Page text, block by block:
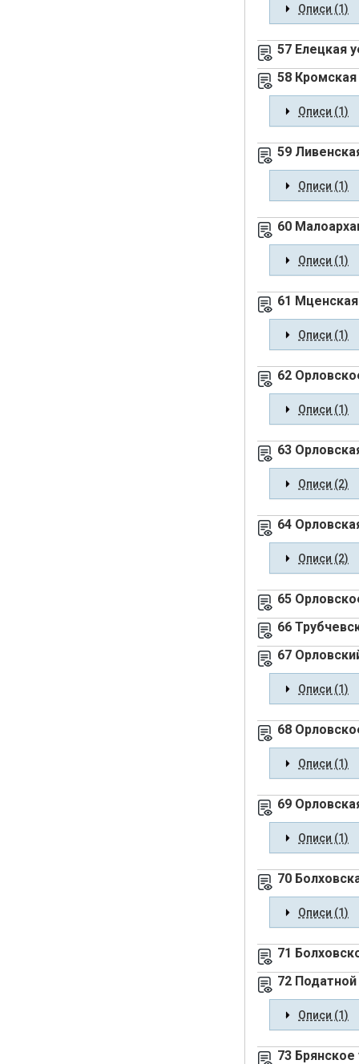
Описи (1)
57 Елецкая
58
Описи (1)
59
Описи (1)
60
Описи (1)
61
Описи (1)
62
Описи (1)
63
Описи (2)
64
Описи (2)
65
66
67
Описи (1)
68
Описи (1)
69
Описи (1)
70
Описи (1)
71
72
Описи (1)
73 Брянское